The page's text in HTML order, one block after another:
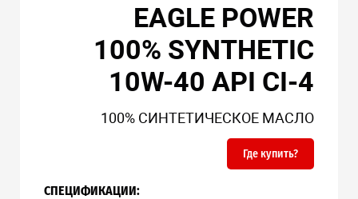
EAGLE POWER
100% SYNTHETIC
10W-40 API CI-4
100% СИНТЕТИЧЕСКОЕ МАСЛО
Где купить?
СПЕЦИФИКАЦИИ: